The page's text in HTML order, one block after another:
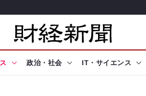
政治・社会 IT・サイエンス